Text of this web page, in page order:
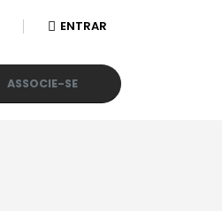
ENTRAR
ASSOCIE-SE